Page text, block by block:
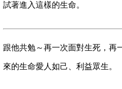
試著進入這樣的生命。
跟他共勉～再一次面對生死，再
來的生命愛人如己、利益眾生。